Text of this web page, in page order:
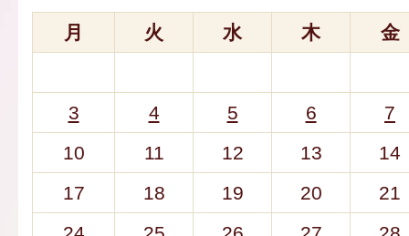
月 火 水 木 金
3 4 5 6
7
10
11 12 13
14
17
18 19 20
21